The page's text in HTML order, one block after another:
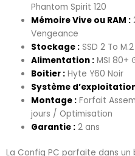
Phantom Spirit 120
Mémoire Vive ou RAM :
Vengeance
Stockage : SSD 2 To M.2
Alimentation : MSI 80+
Boitier : Hyte Y60 Noir
Système
Montage : Forfait
jours / Optimisation
Garantie : 2 ans
La Config PC parfaite dans